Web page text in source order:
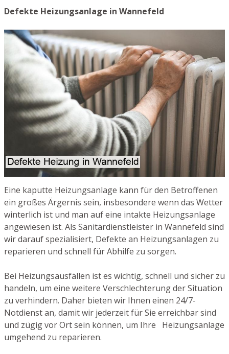
Defekte Heizungsanlage in Wannefeld
Eine kaputte Heizungsanlage kann für den Betroffenen
ein großes Ärgernis sein, insbesondere wenn das Wetter
winterlich ist und man auf eine intakte Heizungsanlage
angewiesen ist. Als Sanitärdienstleister in Wannefeld sind
wir darauf spezialisiert, Defekte an Heizungsanlagen zu
reparieren und schnell für Abhilfe zu sorgen.
Bei Heizungsausfällen ist es wichtig, schnell und sicher zu
handeln, um eine weitere Verschlechterung der Situation
zu verhindern. Daher bieten wir Ihnen einen 24/7-
Notdienst an, damit wir jederzeit für Sie erreichbar sind
und zügig vor Ort sein können, um Ihre Heizungsanlage
umgehend zu reparieren.